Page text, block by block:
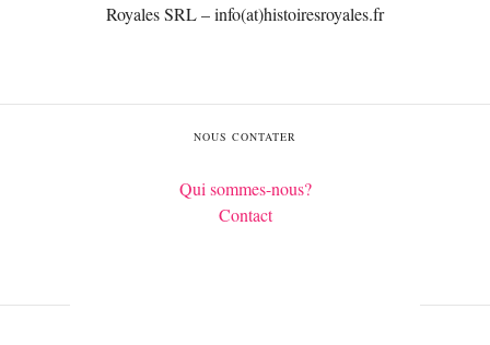
Royales SRL – info(at)histoiresroyales.fr
NOUS CONTATER
Qui sommes-nous?
Contact